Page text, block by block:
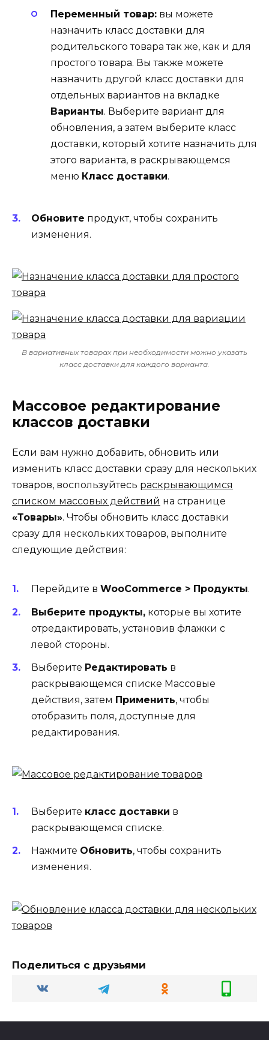
Переменный товар: вы можете
назначить класс доставки для
родительского товара так же, как и для
простого товара. Вы также можете
назначить другой класс доставки для
отдельных вариантов на вкладке
Варианты. Выберите вариант для
обновления, а затем выберите класс
доставки, который хотите назначить для
этого варианта, в раскрывающемся
меню Класс доставки.
Обновите продукт, чтобы сохранить
изменения.
В вариативных товарах при необходимости можно указать
класс доставки для каждого варианта.
Массовое редактирование
классов доставки
Если вам нужно добавить, обновить или
изменить класс доставки сразу для нескольких
товаров, воспользуйтесь раскрывающимся
списком массовых действий на странице
«Товары». Чтобы обновить класс доставки
сразу для нескольких товаров, выполните
следующие действия:
Перейдите в WooCommerce > Продукты.
Выберите продукты, которые вы хотите
отредактировать, установив флажки с
левой стороны.
Выберите Редактировать в
раскрывающемся списке Массовые
действия, затем Применить, чтобы
отобразить поля, доступные для
редактирования.
Выберите класс доставки в
раскрывающемся списке.
Нажмите Обновить, чтобы сохранить
изменения.
Поделиться с друзьями